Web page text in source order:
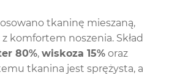
tkaninę mieszaną,
z komfortem noszenia. Skład
80%, wiskoza 15% oraz
tkanina jest sprężysta, a